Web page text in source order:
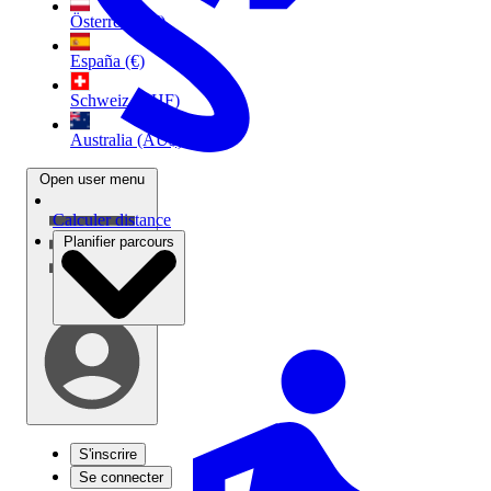
Österreich (€)
España (€)
Schweiz (CHF)
Australia (AU$)
Open user menu
S'inscrire
Se connecter
Calculer distance
Planifier parcours